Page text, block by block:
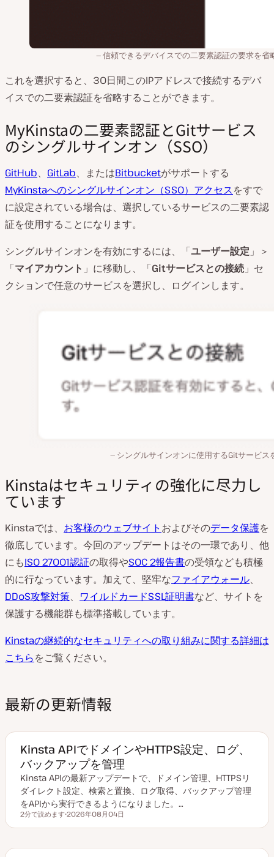
信頼できるデバイスでの二要素認証の要求を省
これを選択すると、30日間このIPアドレスで接続するデバ
イスでの二要素認証を省略することができます。
MyKinstaの二要素認証とGitサービス
のシングルサインオン（SSO）
GitHub、 GitLab、またはBitbucketがサポートする
MyKinstaへのシングルサインオン（SSO）アクセスをすで
に設定されている場合は、選択しているサービスの二要素認
証を使用することになります。
シングルサインオンを有効にするには、「ユーザー設定 」＞
「マイアカウント 」に移動し、「Gitサービスとの接続 」セ
クションで任意のサービスを選択し、ログインします。
シングルサインオンに使用するGitサービス
Kinstaはセキュリティの強化に尽力し
ています
Kinstaでは、 お客様のウェブサイト およびそのデータ保護を
徹底しています。今回のアップデートはその一環であり、他
にもISO 27001認証の取得やSOC 2報告書の受領なども積極
的に行なっています。加えて、堅牢なファイアウォール、
DDoS攻撃対策、 ワイルドカードSSL証明書など、サイトを
保護する機能群も標準搭載しています。
Kinstaの継続的なセキュリティへの取り組みに関する詳細は
こちらをご覧ください。
最新の更新情報
Kinsta APIでドメインやHTTPS設定、ログ、
バックアップを管理
Kinsta APIの最新アップデートで、ドメイン管理、HTTPSリ
ダイレクト設定、検索と置換、ログ取得、バックアップ管理
をAPIから実行できるようになりました。…
読むのにかかる時間
2分で読めます
新
2026年08月04日